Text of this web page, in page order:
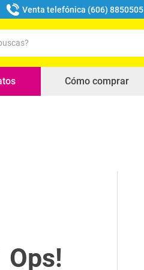
Venta telefónica (606) 8850505
Cómo comprar
buscados